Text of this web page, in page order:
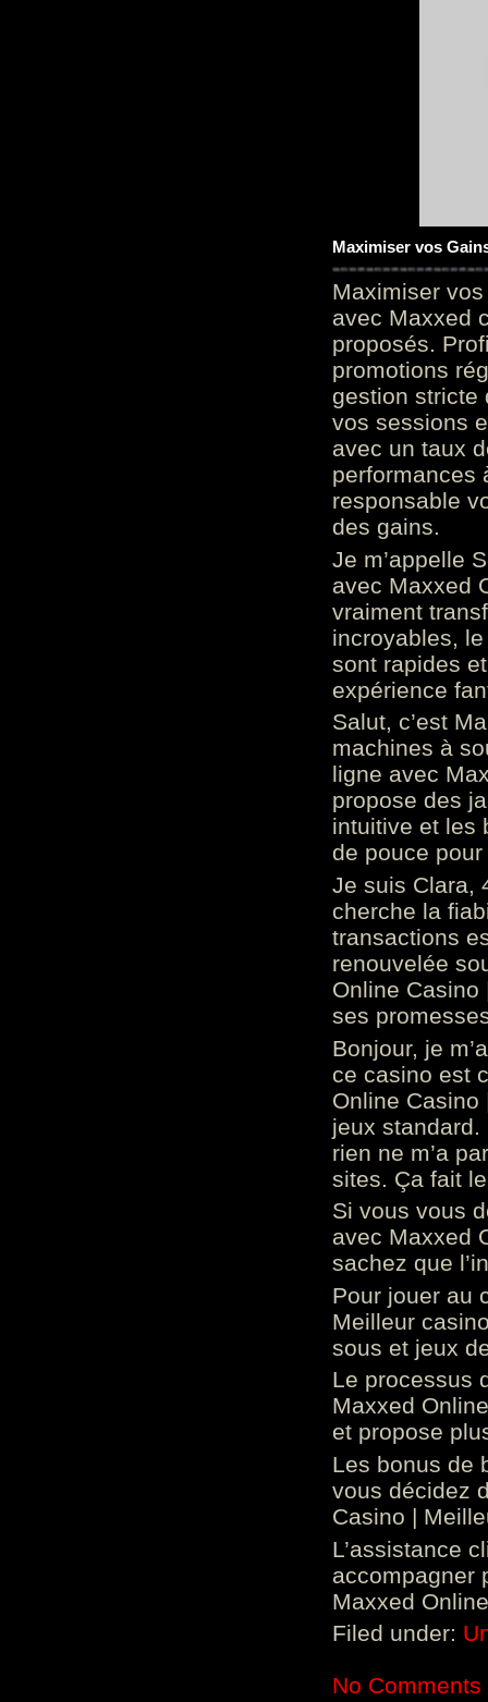
Maximiser vos
Maximiser
avec Maxxed
proposés.
promotions
gestion stricte
vos sessions
avec un taux
performances
responsable
des gains.
Je m’appelle
avec Maxxed
vraiment
incroyables,
sont rapides
expérience
Salut, c’est
machines à
ligne avec
propose des
intuitive et les
de pouce
Je suis Clara,
cherche la
transactions
renouvelée
Online
ses
Bonjour, je
ce casino est
Online
jeux standard.
rien ne m’a
sites. Ça fait
Si vous vous
avec Maxxed
sachez que
Pour jouer au
Meilleur
sous et jeux
Le processus
Maxxed
et propose
Les bonus de
vous décidez
Casino |
L’assistance
accompagner
Maxxed
Filed under:
No Comments